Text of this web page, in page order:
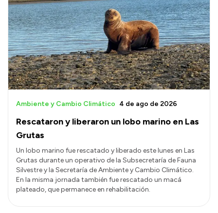
Rescataron y liberaron un lobo marino en Las
Grutas
Ambiente y Cambio Climático 4 de ago de 2026
Un lobo marino fue rescatado y liberado este lunes en Las
Grutas durante un operativo de la Subsecretaría de Fauna
Silvestre y la Secretaría de Ambiente y Cambio Climático.
En la misma jornada también fue rescatado un macá
plateado, que permanece en rehabilitación.